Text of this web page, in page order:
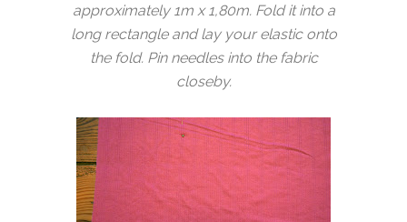
approximately 1m x 1,80m. Fold it into a
long rectangle and lay your elastic onto
the fold. Pin needles into the fabric
closeby.